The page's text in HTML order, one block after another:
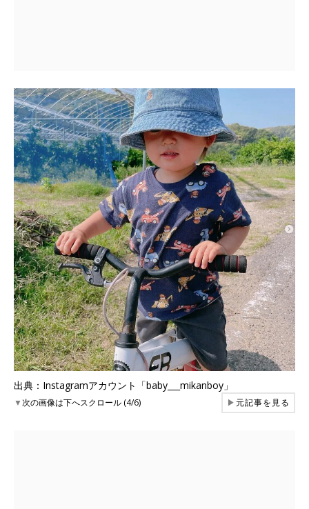
出典：Instagramアカウント「baby___mikanboy」
▼次の画像は下へスクロール (4/6) ▶元記事を見る